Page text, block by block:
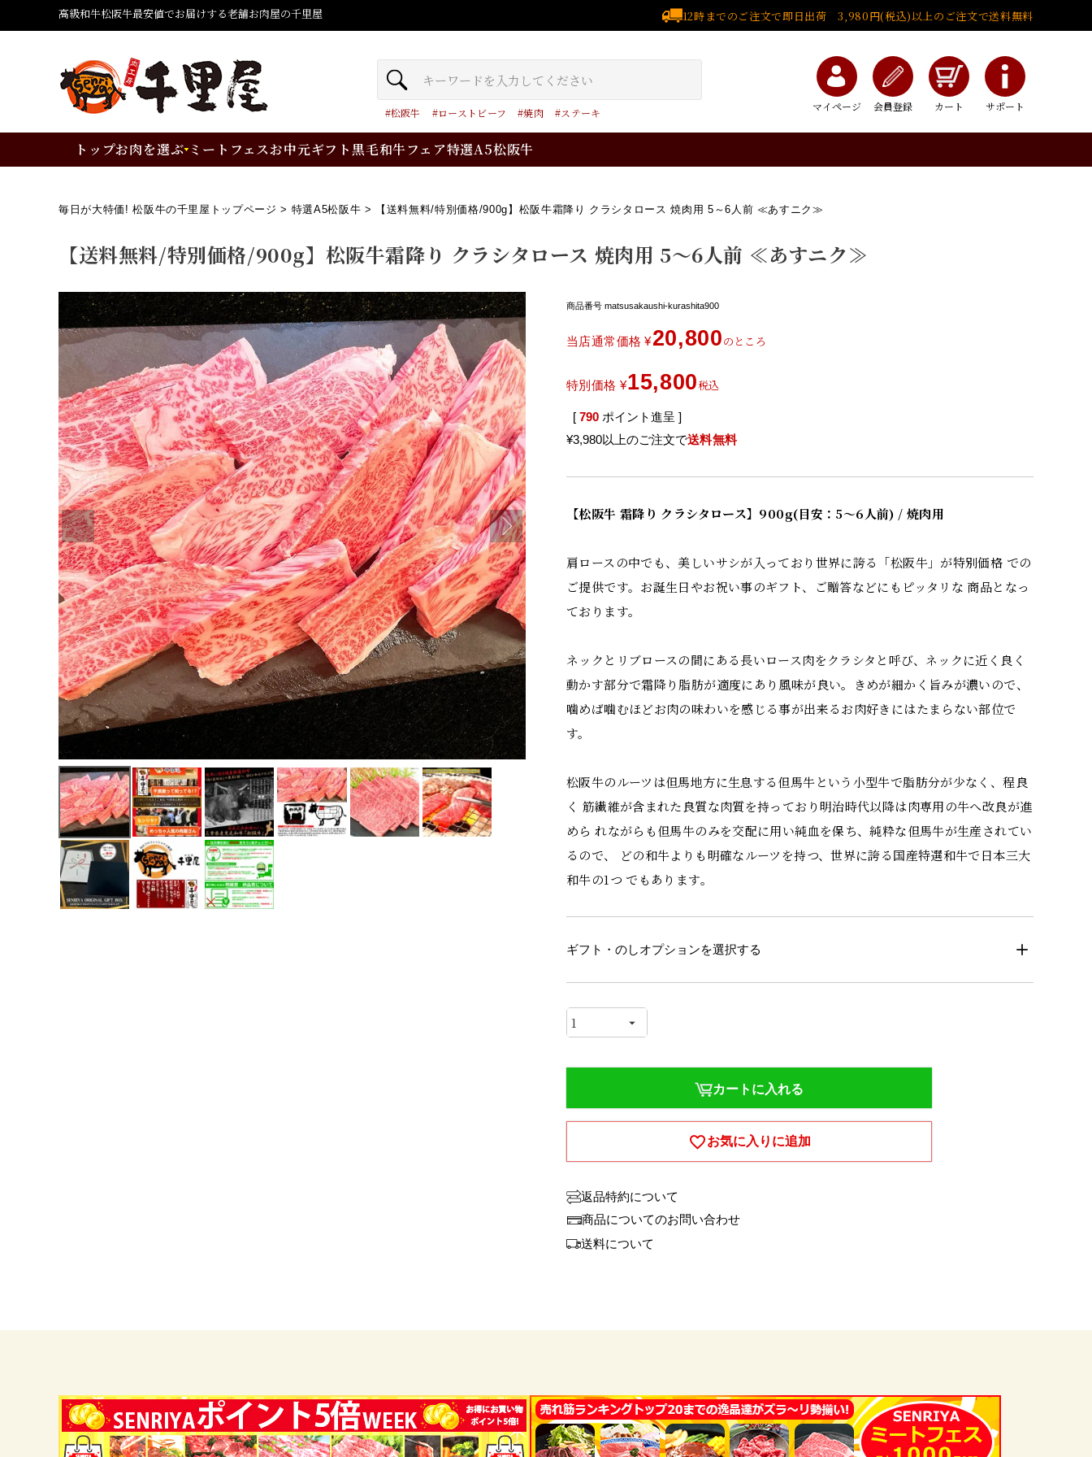
高級和牛松阪牛最安値でお届けする老舗お肉屋の千里屋 12時までのご注文で即日出荷 3,980円(税込)以上のご注文で送料無料
松阪牛 ローストビーフ 焼肉 ステーキ マイページ 会員登録 カート サポート
トップお肉を選ぶ ミートフェスお中元ギフト黒毛和牛フェア特選A5松阪牛
毎日が大特価! 松阪牛の千里屋トップページ 特選A5松阪牛 【送料無料/特別価格/900g】松阪牛霜降り クラシタロース 焼肉用 5～6人前 ≪あすニク≫
【送料無料/特別価格/900g】松阪牛霜降り クラシタロース 焼肉用 5～6人前 ≪あすニク≫
商品番号 matsusakaushi-kurashita900
当店通常価格 ¥20,800のところ
特別価格 ¥15,800税込
[ 790 ポイント進呈 ]
¥3,980以上のご注文で送料無料
【松阪牛 霜降り クラシタロース】900g(目安：5～6人前) / 焼肉用
肩ロースの中でも、美しいサシが入っており世界に誇る「松阪牛」が特別価格 での
ご提供です。お誕生日やお祝い事のギフト、ご贈答などにもピッタリな 商品となっ
ております。
ネックとリブロースの間にある長いロース肉をクラシタと呼び、ネックに近く良く
動かす部分で霜降り脂肪が適度にあり風味が良い。きめが細かく旨みが濃いので、
噛めば噛むほどお肉の味わいを感じる事が出来るお肉好きにはたまらない部位で
す。
松阪牛のルーツは但馬地方に生息する但馬牛という小型牛で脂肪分が少なく、程良
く 筋繊維が含まれた良質な肉質を持っており明治時代以降は肉専用の牛へ改良が進
めら れながらも但馬牛のみを交配に用い純血を保ち、純粋な但馬牛が生産されてい
るので、 どの和牛よりも明確なルーツを持つ、世界に誇る国産特選和牛で日本三大
和牛の1つ でもあります。
ギフト・のしオプションを選択する
お気に入りに追加
カートに入れる
返品特約について
商品についてのお問い合わせ
送料について